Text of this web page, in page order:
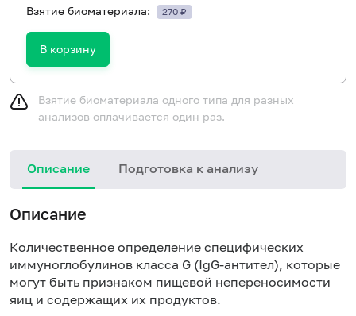
Взятие биоматериала: 270 ₽
В корзину
Взятие биоматериала одного типа для разных
анализов оплачивается один раз.
Описание Подготовка к анализу
Описание
Количественное определение специфических
иммуноглобулинов класса G (IgG-антител), которые
могут быть признаком пищевой непереносимости
яиц и содержащих их продуктов.